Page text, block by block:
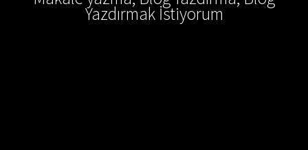
Yazdırmak İstiyorum